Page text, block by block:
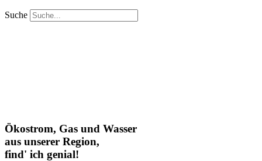
Suche
Ökostrom, Gas und Wasser
aus unserer Region,
find' ich genial!